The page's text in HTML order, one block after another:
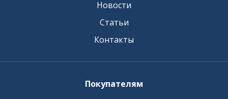
Новости
Статьи
Контакты
Покупателям